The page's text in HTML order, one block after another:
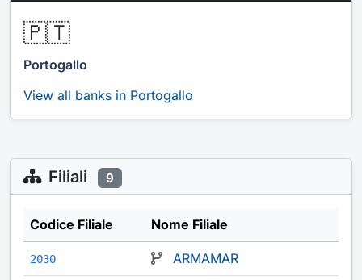
🇵🇹
Portogallo
View all banks in Portogallo
Filiali 9
Codice Filiale Nome Filiale
2030 ARMAMAR